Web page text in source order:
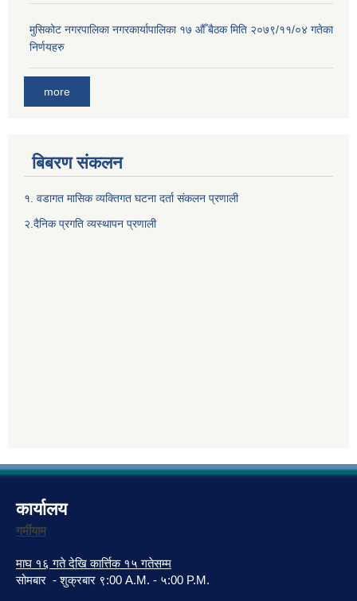
मुसिकोट नगरपालिका नगरकार्यापालिका १७ औँ बैठक मिति २०७९/११/०४ गतेका
निर्णयहरु
more
बिबरण संकलन
१. वडागत मासिक व्यक्तिगत घटना दर्ता संकलन प्रणाली
२.दैनिक प्रगति व्यस्थापन प्रणाली
कार्यालय
गर्मीयाम
माघ १६ गते देखि कार्त्तिक १५ गतेसम्म
सोमबार - शुक्रबार ९:00 A.M. - ५:00 P.M.